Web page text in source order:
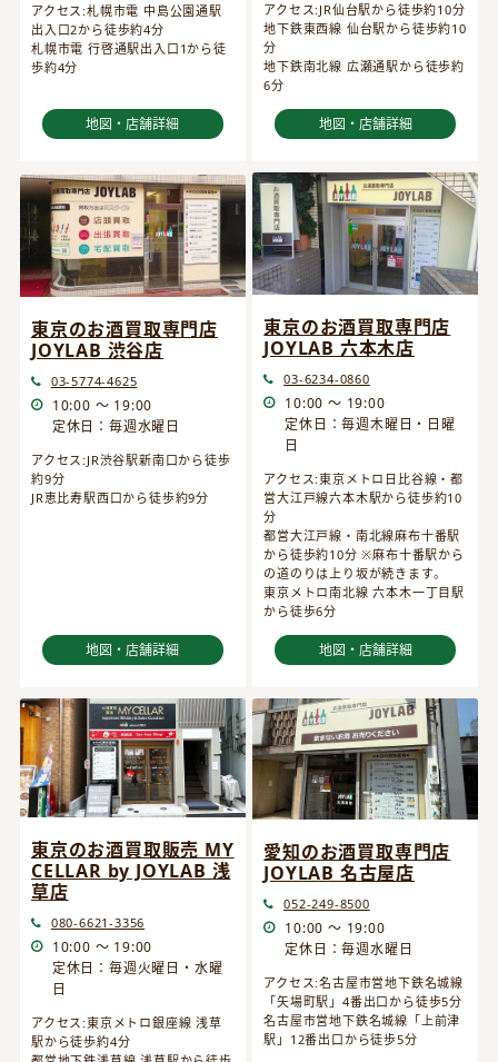
アクセス:札幌市電 中島公園通駅
出入口2から徒歩約4分
札幌市電 行啓通駅出入口1から徒
歩約4分
地図・店舗詳細
アクセス:JR仙台駅から徒歩約10分
地下鉄東西線 仙台駅から徒歩約10
分
地下鉄南北線 広瀬通駅から徒歩約
6分
地図・店舗詳細
東京のお酒買取専門店
JOYLAB 渋谷店
03-5774-4625
10:00 ～ 19:00
定休日：毎週水曜日
アクセス:JR渋谷駅新南口から徒歩
約9分
JR恵比寿駅西口から徒歩約9分
地図・店舗詳細
東京のお酒買取専門店
JOYLAB 六本木店
03-6234-0860
10:00 ～ 19:00
定休日：毎週木曜日・日曜
日
アクセス:東京メトロ日比谷線・都
営大江戸線六本木駅から徒歩約10
分
都営大江戸線・南北線麻布十番駅
から徒歩約10分 ※麻布十番駅から
の道のりは上り坂が続きます。
東京メトロ南北線 六本木一丁目駅
から徒歩6分
地図・店舗詳細
東京のお酒買取販売 MY
CELLAR by JOYLAB 浅
草店
080-6621-3356
10:00 ～ 19:00
定休日：毎週火曜日・水曜
日
アクセス:東京メトロ銀座線 浅草
駅から徒歩約4分
愛知のお酒買取専門店
JOYLAB 名古屋店
052-249-8500
10:00 ～ 19:00
定休日：毎週水曜日
アクセス:名古屋市営地下鉄名城線
「矢場町駅」4番出口から徒歩5分
名古屋市営地下鉄名城線「上前津
駅」12番出口から徒歩5分